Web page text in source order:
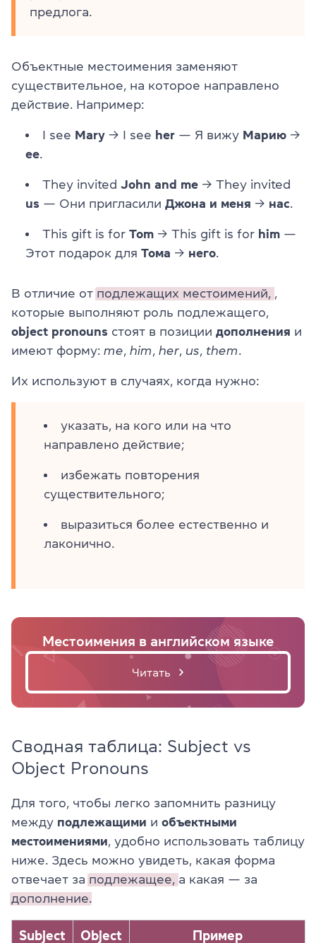
предлога.
Объектные местоимения заменяют
существительное, на которое направлено
действие. Например:
I see Mary → I see her — Я вижу Марию →
ее
They invited John and me → They invited
us — Они пригласили Джона и меня → нас
This gift is for Tom → This gift is for him —
Этот подарок для Тома → него
В отличие от подлежащих местоимений,
которые выполняют роль подлежащего,
object pronouns стоят в позиции дополнения и
имеют форму: me him her us them
Их используют в случаях, когда нужно:
указать, на кого или на что
направлено действие;
избежать повторения
существительного;
выразиться более естественно и
лаконично.
Местоимения в английском языке
Читать
Сводная таблица: Subject vs
Object Pronouns
Для того, чтобы легко запомнить разницу
между подлежащими и объектными
местоимениями , удобно использовать таблицу
ниже. Здесь можно увидеть, какая форма
отвечает за подлежащее,
а какая — за
дополнение.
Subject Object Пример